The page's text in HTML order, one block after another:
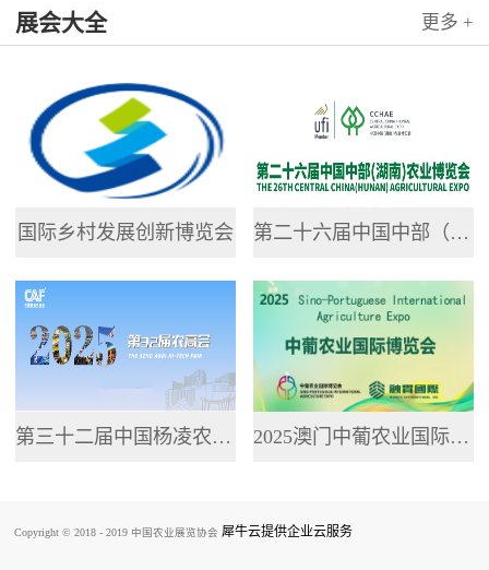
专业网站，提供了...
展会大全 更多 +
国际乡村发展创新博览会 第二十六届中国中部（湖南）农业博览会
第三十二届中国杨凌农业高新科技成果博览会 2025澳门中葡农业国际博览会
Copyright © 2018 - 2019 中国农业展览协会 犀牛云提供企业云服务